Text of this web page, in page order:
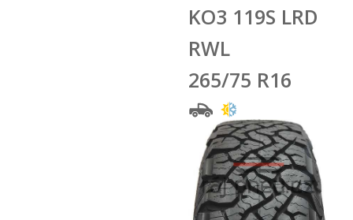
KO3 119S LRD
RWL
265/75 R16